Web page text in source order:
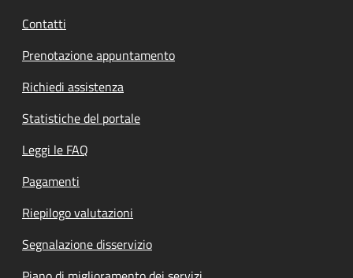
Contatti
Prenotazione appuntamento
Richiedi assistenza
Statistiche del portale
Leggi le FAQ
Pagamenti
Riepilogo valutazioni
Segnalazione disservizio